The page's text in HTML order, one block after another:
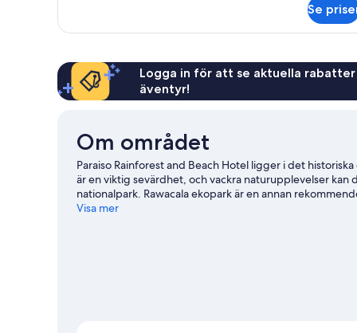
havsutsikt
Se
Logga in för att se aktuella
äventyr!
Om området
Paraiso Rainforest and Beach Hotel ligger i det
är en viktig sevärdhet, och vackra naturupplevelser kan
nationalpark. Rawacala ekopark är en annan
exempel på vattenaktiviteter tillgängliga i området, och
Visa mer